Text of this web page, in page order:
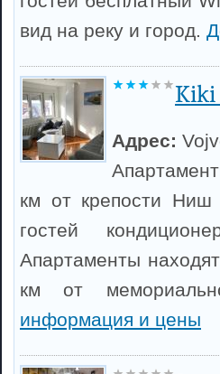
вид на реку и город.
Kiki
Адрес:
км от крепости
гостей
Апартаменты
км от
информация и цены